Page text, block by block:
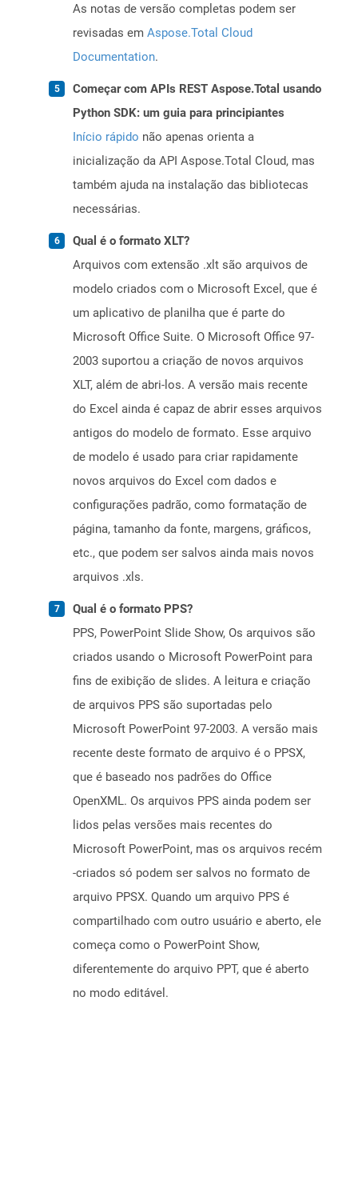
As notas de versão completas podem ser
revisadas em Aspose.Total Cloud
Documentation.
Começar com APIs REST Aspose.Total usando
Python SDK: um guia para principiantes
Início rápido não apenas orienta a
inicialização da API Aspose.Total Cloud, mas
também ajuda na instalação das bibliotecas
necessárias.
Qual é o formato XLT?
Arquivos com extensão .xlt são arquivos de
modelo criados com o Microsoft Excel, que é
um aplicativo de planilha que é parte do
Microsoft Office Suite. O Microsoft Office 97-
2003 suportou a criação de novos arquivos
XLT, além de abri-los. A versão mais recente
do Excel ainda é capaz de abrir esses arquivos
antigos do modelo de formato. Esse arquivo
de modelo é usado para criar rapidamente
novos arquivos do Excel com dados e
configurações padrão, como formatação de
página, tamanho da fonte, margens, gráficos,
etc., que podem ser salvos ainda mais novos
arquivos .xls.
Qual é o formato PPS?
PPS, PowerPoint Slide Show, Os arquivos são
criados usando o Microsoft PowerPoint para
fins de exibição de slides. A leitura e criação
de arquivos PPS são suportadas pelo
Microsoft PowerPoint 97-2003. A versão mais
recente deste formato de arquivo é o PPSX,
que é baseado nos padrões do Office
OpenXML. Os arquivos PPS ainda podem ser
lidos pelas versões mais recentes do
Microsoft PowerPoint, mas os arquivos recém
-criados só podem ser salvos no formato de
arquivo PPSX. Quando um arquivo PPS é
compartilhado com outro usuário e aberto, ele
começa como o PowerPoint Show,
diferentemente do arquivo PPT, que é aberto
no modo editável.